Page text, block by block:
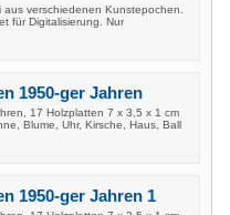
verschiedenen Kunstepochen.
für Digitalisierung. Nur
1950-ger Jahren
17 Holzplatten 7 x 3,5 x 1 cm
Blume, Uhr, Kirsche, Haus, Ball
1950-ger Jahren 1